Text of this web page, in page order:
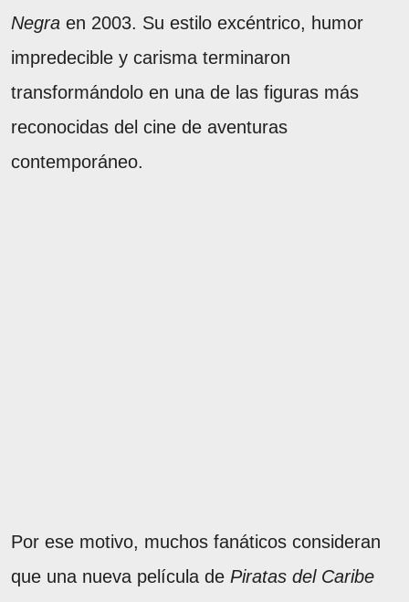
Negra en 2003. Su estilo excéntrico, humor
impredecible y carisma terminaron
transformándolo en una de las figuras más
reconocidas del cine de aventuras
contemporáneo.
Por ese motivo, muchos fanáticos consideran
que una nueva película de Piratas del Caribe